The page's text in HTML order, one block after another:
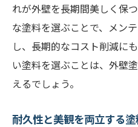
れが外壁を長期間美しく保
な塗料を選ぶことで、メン
し、長期的なコスト削減に
い塗料を選ぶことは、外壁
えるでしょう。
耐久性と美観を両立する